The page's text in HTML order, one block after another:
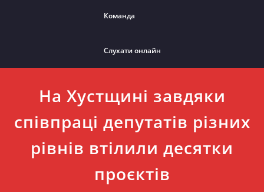
Команда
Слухати онлайн
На Хустщині завдяки
співпраці депутатів різних
рівнів втілили десятки
проєктів